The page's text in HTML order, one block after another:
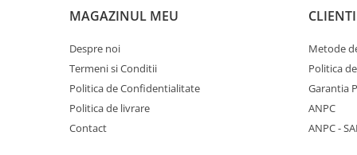
MAGAZINUL MEU
Despre noi
Termeni si Conditii
Politica de Confidentialitate
Politica de livrare
Contact
CLIENTI
Metode
Politica
Garantia
ANPC
ANPC -